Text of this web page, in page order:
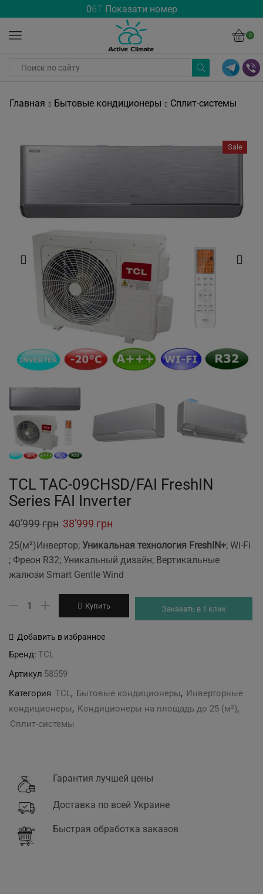
067 Показати номер
0
Главная Бытовые кондиционеры Сплит-системы
Sale
TCL TAC-09CHSD/FAI FreshIN
Series FAI Inverter
40'999грн Original
price
was:
40'999 грн.
38'999 грн
price
is:
38'999 грн.
25(м²)Инвертор; Уникальная технология FreshIN+; Wi-Fi
; Фреон R32; Уникальный дизайн; Вертикальные
жалюзи Smart Gentle Wind
Количество
TCL
09CHSD/FAI
FreshIN
Series
FAI
Inverter
Купить Заказать в 1 клик
Добавить в избранное
Бренд: TCL
Артикул 58559
Категория TCL, Бытовые кондиционеры, Инверторные
кондиционеры, Кондиционеры на площадь до 25 (м²),
Сплит-системы
Гарантия лучшей цены
Доставка по всей Украине
Быстрая обработка заказов